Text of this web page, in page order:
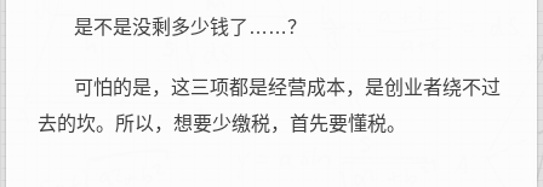
是不是没剩多少钱了……？
可怕的是，这三项都是经营成本，是创业者绕不过
去的坎。 所以，想要少缴税，首先要懂税。